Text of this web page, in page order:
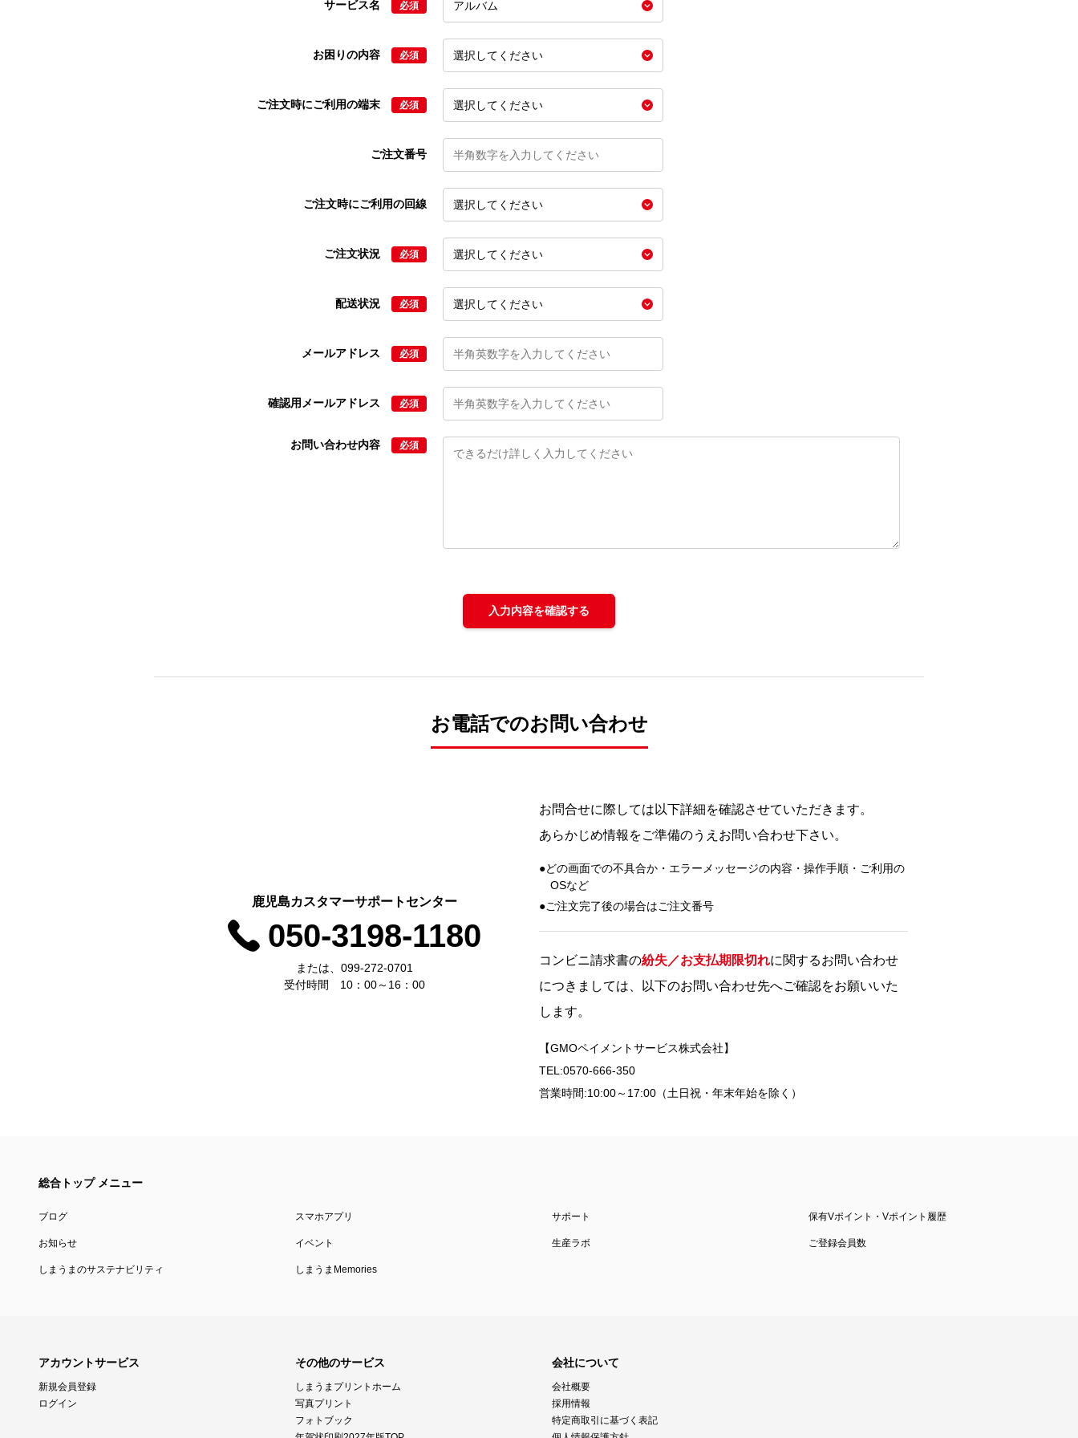
サービス名 必須
お困りの内容 必須
ご注文時にご利用の端末 必須
ご注文番号
ご注文時にご利用の回線
ご注文状況 必須
配送状況 必須
メールアドレス 必須
確認用メールアドレス 必須
お問い合わせ内容 必須
入力内容を確認する
お電話でのお問い合わせ
鹿児島カスタマーサポートセンター
050-3198-1180
または、099-272-0701
受付時間 10：00～16：00
お問合せに際しては以下詳細を確認させていただきます。
あらかじめ情報をご準備のうえお問い合わせ下さい。
どの画面での不具合か・エラーメッセージの内容・操作手順・ご利用の
OSなど
ご注文完了後の場合はご注文番号
コンビニ請求書の紛失／お支払期限切れに関するお問い合わせ
につきましては、以下のお問い合わせ先へご確認をお願いいた
します。
【GMOペイメントサービス株式会社】
TEL:0570-666-350
営業時間:10:00～17:00（土日祝・年末年始を除く）
総合トップ メニュー
ブログ スマホアプリ サポート 保有Vポイント・Vポイント履歴
お知らせ イベント 生産ラボ ご登録会員数
しまうまのサステナビリティ しまうまMemories
アカウントサービス
新規会員登録
ログイン
その他のサービス
しまうまプリントホーム
写真プリント
フォトブック
会社について
会社概要
採用情報
特定商取引に基づく表記